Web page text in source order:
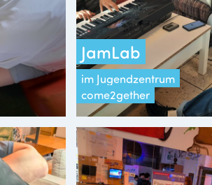
JamLab
im Jugendzentrum
come2gether